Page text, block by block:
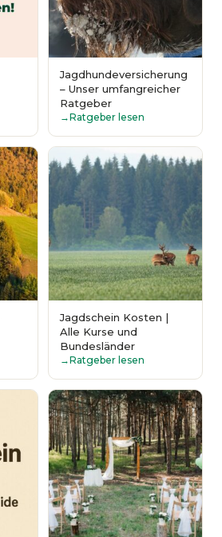
Jagdhundeversicherung
– Unser umfangreicher
Ratgeber
Ratgeber lesen
Jagdschein Kosten |
Alle Kurse und
Bundesländer
Ratgeber lesen